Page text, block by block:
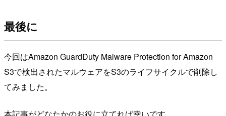
最後に
今回はAmazon GuardDuty Malware Protection for Amazon
S3で検出されたマルウェアをS3のライフサイクルで削除し
てみました。